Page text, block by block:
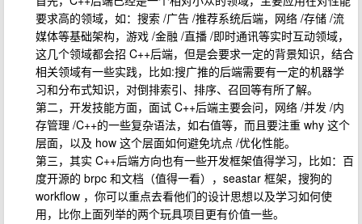
要求高的领域，如：搜索 /广告 /推荐系统后端，网络 /存储 /流
媒体等基础架构，游戏 /金融 /直播 /即时通讯等实时互动领域，
这几个领域都会招 C++后端，但是会要求一定的背景知识，结合
相关领域有一些实践，比如:搜广推的后端需要有一定的机器学
习和分布式知识，对倒排索引、排序、召回等有所了解。
第二，开发技能方面，面试 C++后端主要会问，网络 /并发 /内
存管理 /C++的一些复杂语法，如右值等，而且要注重 why 这个
层面，以及 how 这个层面如何避免坑点 /优化性能。
第三，其实 C++后端方向也有一些开发框架值得学习，比如：百
度开源的 brpc 和文档（值得一看），seastar 框架，搜狗的
workflow ，你可以重点去看他们的设计思想以及学习如何使
用，比你上面列举的两个玩具项目更有价值一些。